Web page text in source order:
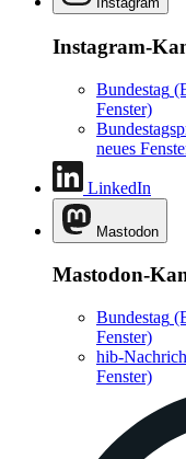
Instagram-
Bundestag
Fenster)
neues
LinkedIn
Mastodon
Mastodon-
Bundestag
Fenster)
hib-
Fenster)